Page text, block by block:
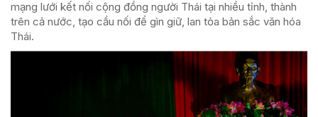
mạng lưới kết nối cộng đồng người Thái tại nhiều tỉnh, thành
trên cả nước, tạo cầu nối để gìn giữ, lan tỏa bản sắc văn hóa
Thái.